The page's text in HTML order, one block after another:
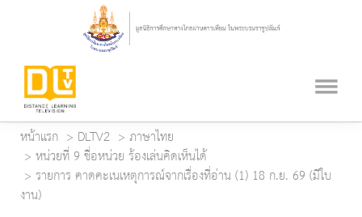
หน้าแรก DLTV2
ภาษาไทย
หน่วยที่ 9 ชื่อหน่วย ร้องเล่นคิดเห็นได้
รายการ คาดคะเนเหตุการณ์จากเรื่องที่อ่าน (1) 18 ก.ย. 69 (มีใบ
งาน)